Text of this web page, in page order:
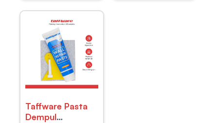
Taffware Pasta
Dempul